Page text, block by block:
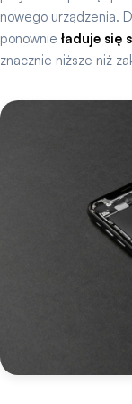
nowego urządzenia.
ponownie ładuje się
znacznie niższe niż